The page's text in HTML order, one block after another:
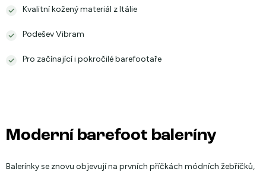
Kvalitní kožený materiál z Itálie
Podešev Vibram
Pro začínající i pokročilé barefootaře
Moderní barefoot baleríny
Balerínky se znovu objevují na prvních příčkách módních žebříčků,